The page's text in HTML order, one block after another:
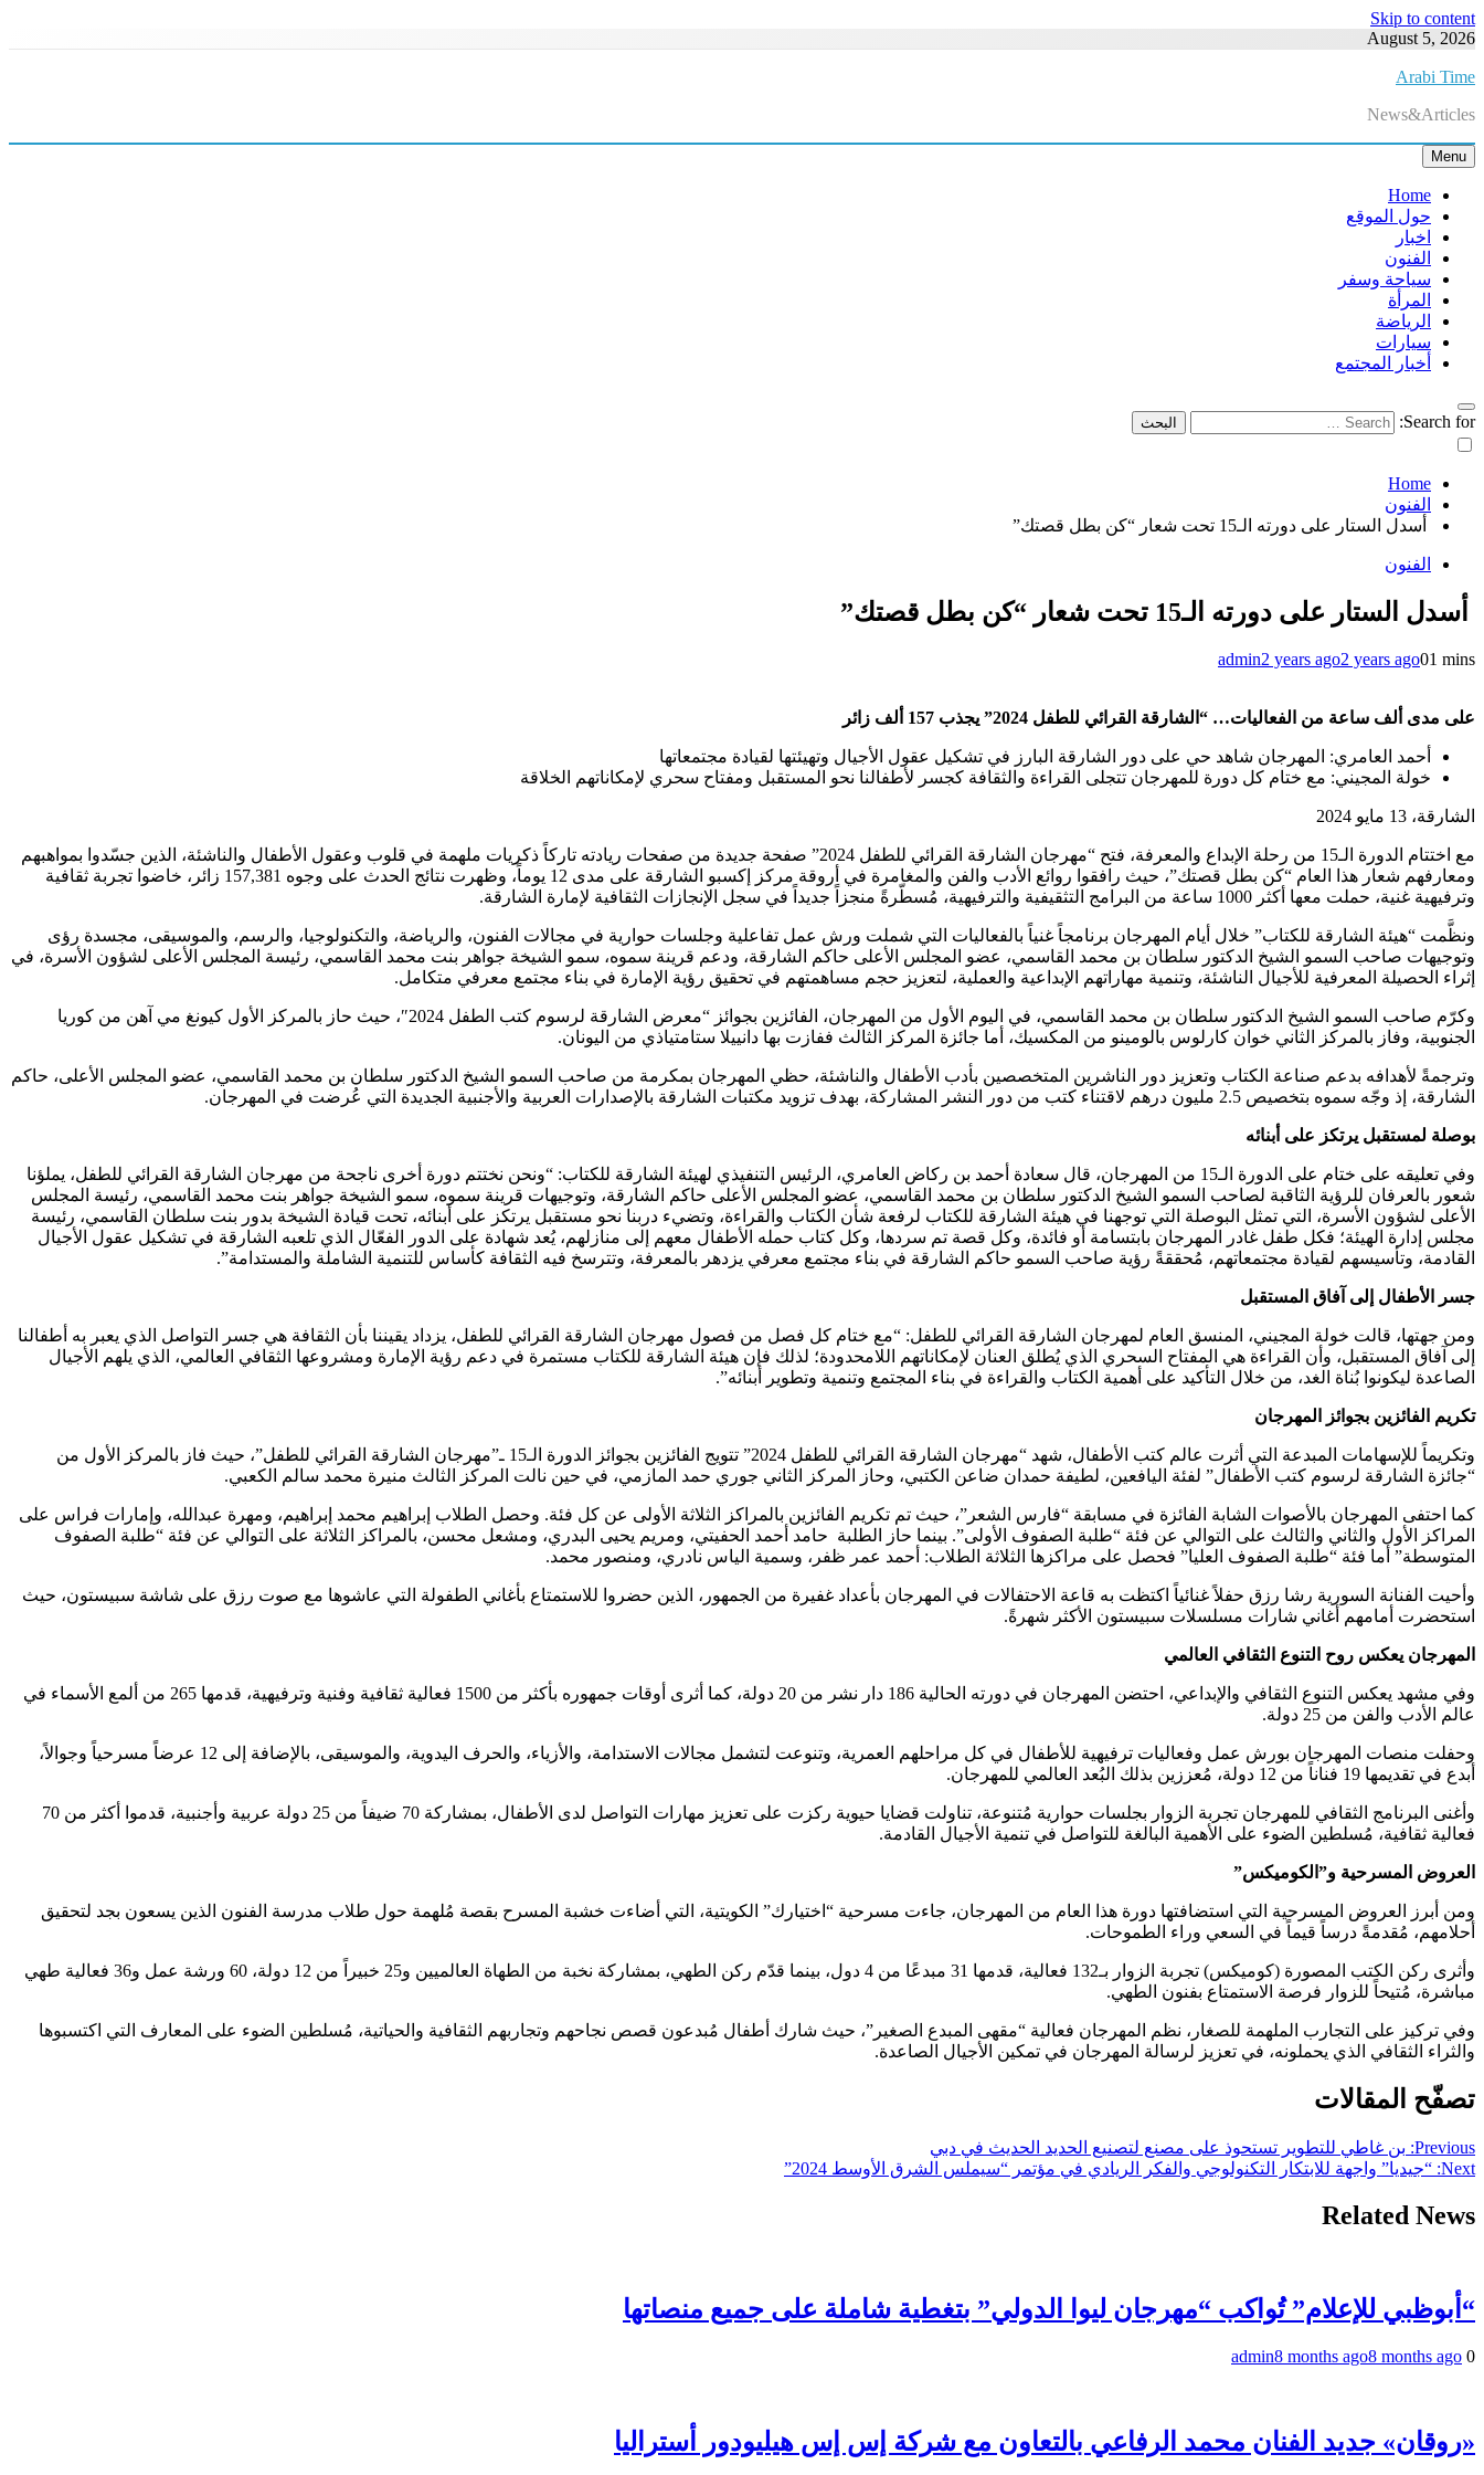
Skip to content
August 5, 2026
Arabi Time
News&Articles
Menu
Home
حول الموقع
اخبار
الفنون
سياحة وسفر
المرأة
الرياضة
سيارات
أخبار المجتمع
Search for:
Home
الفنون
أسدل الستار على دورته الـ15 تحت شعار “كن بطل قصتك”
الفنون
أسدل الستار على دورته الـ15 تحت شعار “كن بطل قصتك”
admin2 years ago2 years ago01 mins
على مدى ألف ساعة من الفعاليات… “الشارقة القرائي للطفل 2024” يجذب 157 ألف زائر
أحمد العامري: المهرجان شاهد حي على دور الشارقة البارز في تشكيل عقول الأجيال وتهيئتها لقيادة مجتمعاتها
خولة المجيني: مع ختام كل دورة للمهرجان تتجلى القراءة والثقافة كجسر لأطفالنا نحو المستقبل ومفتاح سحري لإمكاناتهم الخلاقة
الشارقة، 13 مايو 2024
مع اختتام الدورة الـ15 من رحلة الإبداع والمعرفة، فتح “مهرجان الشارقة القرائي للطفل 2024” صفحة جديدة من صفحات ريادته تاركاً ذكريات ملهمة في قلوب وعقول الأطفال والناشئة، الذين جسّدوا بمواهبهم
ومعارفهم شعار هذا العام “كن بطل قصتك”، حيث رافقوا روائع الأدب والفن والمغامرة في أروقة مركز إكسبو الشارقة على مدى 12 يوماً، وظهرت نتائج الحدث على وجوه 157,381 زائر، خاضوا تجربة ثقافية
وترفيهية غنية، حملت معها أكثر 1000 ساعة من البرامج التثقيفية والترفيهية، مُسطّرةً منجزاً جديداً في سجل الإنجازات الثقافية لإمارة الشارقة.
ونظَّمت “هيئة الشارقة للكتاب” خلال أيام المهرجان برنامجاً غنياً بالفعاليات التي شملت ورش عمل تفاعلية وجلسات حوارية في مجالات الفنون، والرياضة، والتكنولوجيا، والرسم، والموسيقى، مجسدة رؤى
وتوجيهات صاحب السمو الشيخ الدكتور سلطان بن محمد القاسمي، عضو المجلس الأعلى حاكم الشارقة، ودعم قرينة سموه، سمو الشيخة جواهر بنت محمد القاسمي، رئيسة المجلس الأعلى لشؤون الأسرة، في
إثراء الحصيلة المعرفية للأجيال الناشئة، وتنمية مهاراتهم الإبداعية والعملية، لتعزيز حجم مساهمتهم في تحقيق رؤية الإمارة في بناء مجتمع معرفي متكامل.
وكرّم صاحب السمو الشيخ الدكتور سلطان بن محمد القاسمي، في اليوم الأول من المهرجان، الفائزين بجوائز “معرض الشارقة لرسوم كتب الطفل 2024″، حيث حاز بالمركز الأول كيونغ مي آهن من كوريا
الجنوبية، وفاز بالمركز الثاني خوان كارلوس بالومينو من المكسيك، أما جائزة المركز الثالث ففازت بها دانييلا ستامتياذي من اليونان.
وترجمةً لأهدافه بدعم صناعة الكتاب وتعزيز دور الناشرين المتخصصين بأدب الأطفال والناشئة، حظي المهرجان بمكرمة من صاحب السمو الشيخ الدكتور سلطان بن محمد القاسمي، عضو المجلس الأعلى، حاكم
الشارقة، إذ وجّه سموه بتخصيص 2.5 مليون درهم لاقتناء كتب من دور النشر المشاركة، بهدف تزويد مكتبات الشارقة بالإصدارات العربية والأجنبية الجديدة التي عُرضت في المهرجان.
بوصلة لمستقبل يرتكز على أبنائه
وفي تعليقه على ختام على الدورة الـ15 من المهرجان، قال سعادة أحمد بن ركاض العامري، الرئيس التنفيذي لهيئة الشارقة للكتاب: “ونحن نختتم دورة أخرى ناجحة من مهرجان الشارقة القرائي للطفل، يملؤنا
شعور بالعرفان للرؤية الثاقبة لصاحب السمو الشيخ الدكتور سلطان بن محمد القاسمي، عضو المجلس الأعلى حاكم الشارقة، وتوجيهات قرينة سموه، سمو الشيخة جواهر بنت محمد القاسمي، رئيسة المجلس
الأعلى لشؤون الأسرة، التي تمثل البوصلة التي توجهنا في هيئة الشارقة للكتاب لرفعة شأن الكتاب والقراءة، وتضيء دربنا نحو مستقبل يرتكز على أبنائه، تحت قيادة الشيخة بدور بنت سلطان القاسمي، رئيسة
مجلس إدارة الهيئة؛ فكل طفل غادر المهرجان بابتسامة أو فائدة، وكل قصة تم سردها، وكل كتاب حمله الأطفال معهم إلى منازلهم، يُعد شهادة على الدور الفعّال الذي تلعبه الشارقة في تشكيل عقول الأجيال
القادمة، وتأسيسهم لقيادة مجتمعاتهم، مُحققةً رؤية صاحب السمو حاكم الشارقة في بناء مجتمع معرفي يزدهر بالمعرفة، وتترسخ فيه الثقافة كأساس للتنمية الشاملة والمستدامة”.
جسر الأطفال إلى آفاق المستقبل
ومن جهتها، قالت خولة المجيني، المنسق العام لمهرجان الشارقة القرائي للطفل: “مع ختام كل فصل من فصول مهرجان الشارقة القرائي للطفل، يزداد يقيننا بأن الثقافة هي جسر التواصل الذي يعبر به أطفالنا
إلى آفاق المستقبل، وأن القراءة هي المفتاح السحري الذي يُطلق العنان لإمكاناتهم اللامحدودة؛ لذلك فإن هيئة الشارقة للكتاب مستمرة في دعم رؤية الإمارة ومشروعها الثقافي العالمي، الذي يلهم الأجيال
الصاعدة ليكونوا بُناة الغد، من خلال التأكيد على أهمية الكتاب والقراءة في بناء المجتمع وتنمية وتطوير أبنائه”.
تكريم الفائزين بجوائز المهرجان
وتكريماً للإسهامات المبدعة التي أثرت عالم كتب الأطفال، شهد “مهرجان الشارقة القرائي للطفل 2024” تتويج الفائزين بجوائز الدورة الـ15 ـ”مهرجان الشارقة القرائي للطفل”، حيث فاز بالمركز الأول من
“جائزة الشارقة لرسوم كتب الأطفال” لفئة اليافعين، لطيفة حمدان ضاعن الكتبي، وحاز المركز الثاني جوري حمد المازمي، في حين نالت المركز الثالث منيرة محمد سالم الكعبي.
كما احتفى المهرجان بالأصوات الشابة الفائزة في مسابقة “فارس الشعر”، حيث تم تكريم الفائزين بالمراكز الثلاثة الأولى عن كل فئة. وحصل الطلاب إبراهيم محمد إبراهيم، ومهرة عبدالله، وإمارات فراس على
المراكز الأول والثاني والثالث على التوالي عن فئة “طلبة الصفوف الأولى”. بينما حاز الطلبة حامد أحمد الحفيتي، ومريم يحيى البدري، ومشعل محسن، بالمراكز الثلاثة على التوالي عن فئة “طلبة الصفوف
المتوسطة” أما فئة “طلبة الصفوف العليا” فحصل على مراكزها الثلاثة الطلاب: أحمد عمر ظفر، وسمية الياس نادري، ومنصور محمد.
وأحيت الفنانة السورية رشا رزق حفلاً غنائياً اكتظت به قاعة الاحتفالات في المهرجان بأعداد غفيرة من الجمهور، الذين حضروا للاستمتاع بأغاني الطفولة التي عاشوها مع صوت رزق على شاشة سبيستون، حيث
استحضرت أمامهم أغاني شارات مسلسلات سبيستون الأكثر شهرةً.
المهرجان يعكس روح التنوع الثقافي العالمي
وفي مشهد يعكس التنوع الثقافي والإبداعي، احتضن المهرجان في دورته الحالية 186 دار نشر من 20 دولة، كما أثرى أوقات جمهوره بأكثر من 1500 فعالية ثقافية وفنية وترفيهية، قدمها 265 من ألمع الأسماء في
عالم الأدب والفن من 25 دولة.
وحفلت منصات المهرجان بورش عمل وفعاليات ترفيهية للأطفال في كل مراحلهم العمرية، وتنوعت لتشمل مجالات الاستدامة، والأزياء، والحرف اليدوية، والموسيقى، بالإضافة إلى 12 عرضاً مسرحياً وجوالاً،
أبدع في تقديمها 19 فناناً من 12 دولة، مُعززين بذلك البُعد العالمي للمهرجان.
وأغنى البرنامج الثقافي للمهرجان تجربة الزوار بجلسات حوارية مُتنوعة، تناولت قضايا حيوية ركزت على تعزيز مهارات التواصل لدى الأطفال، بمشاركة 70 ضيفاً من 25 دولة عربية وأجنبية، قدموا أكثر من 70
فعالية ثقافية، مُسلطين الضوء على الأهمية البالغة للتواصل في تنمية الأجيال القادمة.
العروض المسرحية و”الكوميكس”
ومن أبرز العروض المسرحية التي استضافتها دورة هذا العام من المهرجان، جاءت مسرحية “اختيارك” الكويتية، التي أضاءت خشبة المسرح بقصة مُلهمة حول طلاب مدرسة الفنون الذين يسعون بجد لتحقيق
أحلامهم، مُقدمةً درساً قيماً في السعي وراء الطموحات.
وأثرى ركن الكتب المصورة (كوميكس) تجربة الزوار بـ132 فعالية، قدمها 31 مبدعًا من 4 دول، بينما قدّم ركن الطهي، بمشاركة نخبة من الطهاة العالميين و25 خبيراً من 12 دولة، 60 ورشة عمل و36 فعالية طهي
مباشرة، مُتيحاً للزوار فرصة الاستمتاع بفنون الطهي.
وفي تركيز على التجارب الملهمة للصغار، نظم المهرجان فعالية “مقهى المبدع الصغير”، حيث شارك أطفال مُبدعون قصص نجاحهم وتجاربهم الثقافية والحياتية، مُسلطين الضوء على المعارف التي اكتسبوها
والثراء الثقافي الذي يحملونه، في تعزيز لرسالة المهرجان في تمكين الأجيال الصاعدة.
تصفّح المقالات
Previous: بن غاطي للتطوير تستحوذ على مصنع لتصنيع الحديد الحديث في دبي
Next: “جيديا” واجهة للابتكار التكنولوجي والفكر الريادي في مؤتمر “سيملس الشرق الأوسط 2024”
Related News
“أبوظبي للإعلام” تُواكب “مهرجان ليوا الدولي” بتغطية شاملة على جميع منصاتها
admin8 months ago8 months ago 0
«روقان» جديد الفنان محمد الرفاعي بالتعاون مع شركة إس إس هيليودور أستراليا